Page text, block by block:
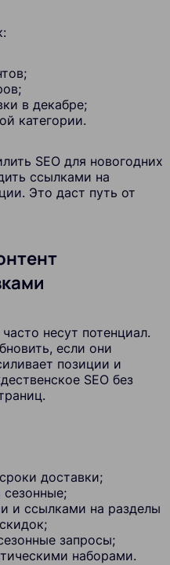
в декабре;
категории.
SEO для новогодних
ссылками на
Это даст путь от
несут потенциал.
если они
позиции и
SEO без
доставки;
сезонные;
и ссылками на разделы
запросы;
наборами.